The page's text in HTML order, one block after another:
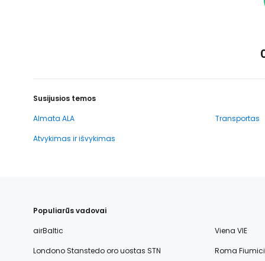
Susijusios temos
Almata ALA
Transportas
Atvykimas ir išvykimas
Populiarūs vadovai
airBaltic
Viena VIE
Londono Stanstedo oro uostas STN
Roma